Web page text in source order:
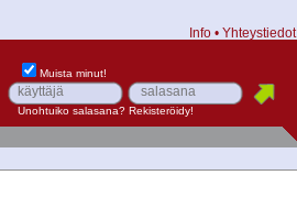
Info • Yhteystiedot
Muista minut!
Unohtuiko salasana? Rekisteröidy!